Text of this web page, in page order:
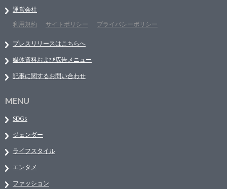
運営会社
利用規約
サイトポリシー プライバシーポリシー
プレスリリースはこちらへ
媒体資料および広告メニュー
記事に関するお問い合わせ
MENU
SDGs
ジェンダー
ライフスタイル
エンタメ
ファッション